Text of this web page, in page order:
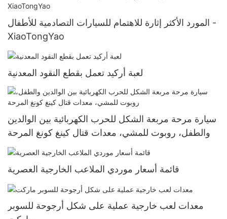
المورد الأكثر إثارة للاهتمام للسيارات التصادمية للأطفال -
XiaoTongYao
لعبة أركيد تعمل بقطع النقود المعدنية
سيارة مرحة مربعة الشكل للحرب الكهربائية بين الوالدين
والطفل، روبوت للمشي، معدات قتال كينغ كونغ المرحة
قائمة أسعار موردي الملاعب الخارجية العصرية
معدات لعب خارجية عملية على شكل أرجوحة للسوبر